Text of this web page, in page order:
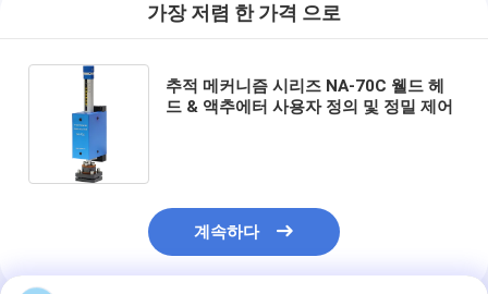
가장 저렴 한 가격 으로
추적 메커니즘 시리즈 NA-70C 웰드 헤
드 & 액추에터 사용자 정의 및 정밀 제어
계속하다